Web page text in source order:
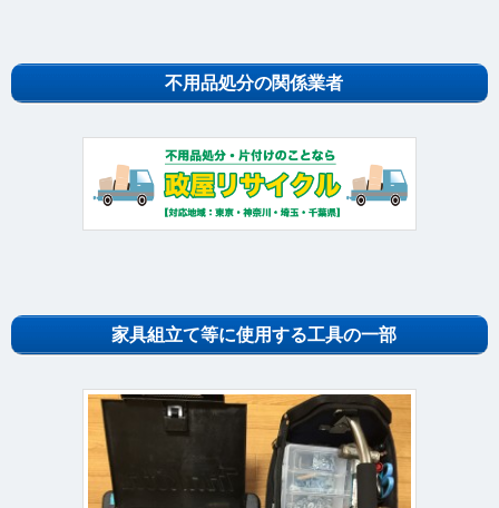
不用品処分の関係業者
家具組立て等に使用する工具の一部